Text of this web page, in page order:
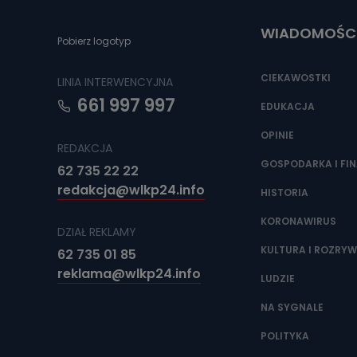
Jakie
Państwa (lub
oraz partnerzy
Jak
Można to
Pobierz logotyp
LINIA INTERWENCYJNA
661 997 997
REDAKCJA
62 735 22 22
redakcja@wlkp24.info
DZIAŁ REKLAMY
62 735 01 85
reklama@wlkp24.info
CIEKAWOSTKI
EDUKACJA
OPINIE
GOSPODARKA I
HISTORIA
KORONAWIRUS
KULTURA I
LUDZIE
NA SYGNALE
POLITYKA